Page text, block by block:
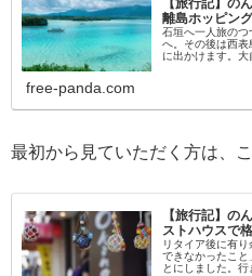
離島ホッピン
石垣へ一人旅の
へ。その後は西
に出かけます。大
街並みを回った
free-panda.com
最初から見ていただく方は、
【旅行記】の
ストハウスで
リタイア後に有
できなかったこと
とにしました。